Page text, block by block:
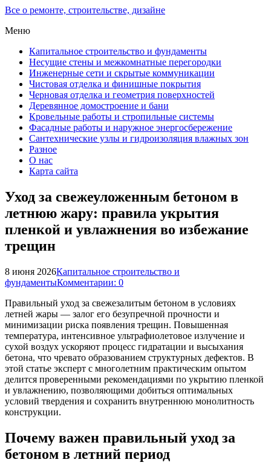
Все о ремонте, строительстве, дизайне
Меню
Капитальное строительство и фундаменты
Несущие стены и межкомнатные перегородки
Инженерные сети и скрытые коммуникации
Чистовая отделка и финишные покрытия
Черновая отделка и геометрия поверхностей
Деревянное домостроение и бани
Кровельные работы и стропильные системы
Фасадные работы и наружное энергосбережение
Сантехнические узлы и гидроизоляция влажных зон
Разное
О нас
Карта сайта
Уход за свежеуложенным бетоном в
летнюю жару: правила укрытия
пленкой и увлажнения во избежание
трещин
8 июня 2026Капитальное строительство и
фундаментыКомментарии: 0
Правильный уход за свежезалитым бетоном в условиях
летней жары — залог его безупречной прочности и
минимизации риска появления трещин. Повышенная
температура, интенсивное ультрафиолетовое излучение и
сухой воздух ускоряют процесс гидратации и высыхания
бетона, что чревато образованием структурных дефектов. В
этой статье эксперт с многолетним практическим опытом
делится проверенными рекомендациями по укрытию пленкой
и увлажнению, позволяющими добиться оптимальных
условий твердения и сохранить внутреннюю монолитность
конструкции.
Почему важен правильный уход за
бетоном в летний период